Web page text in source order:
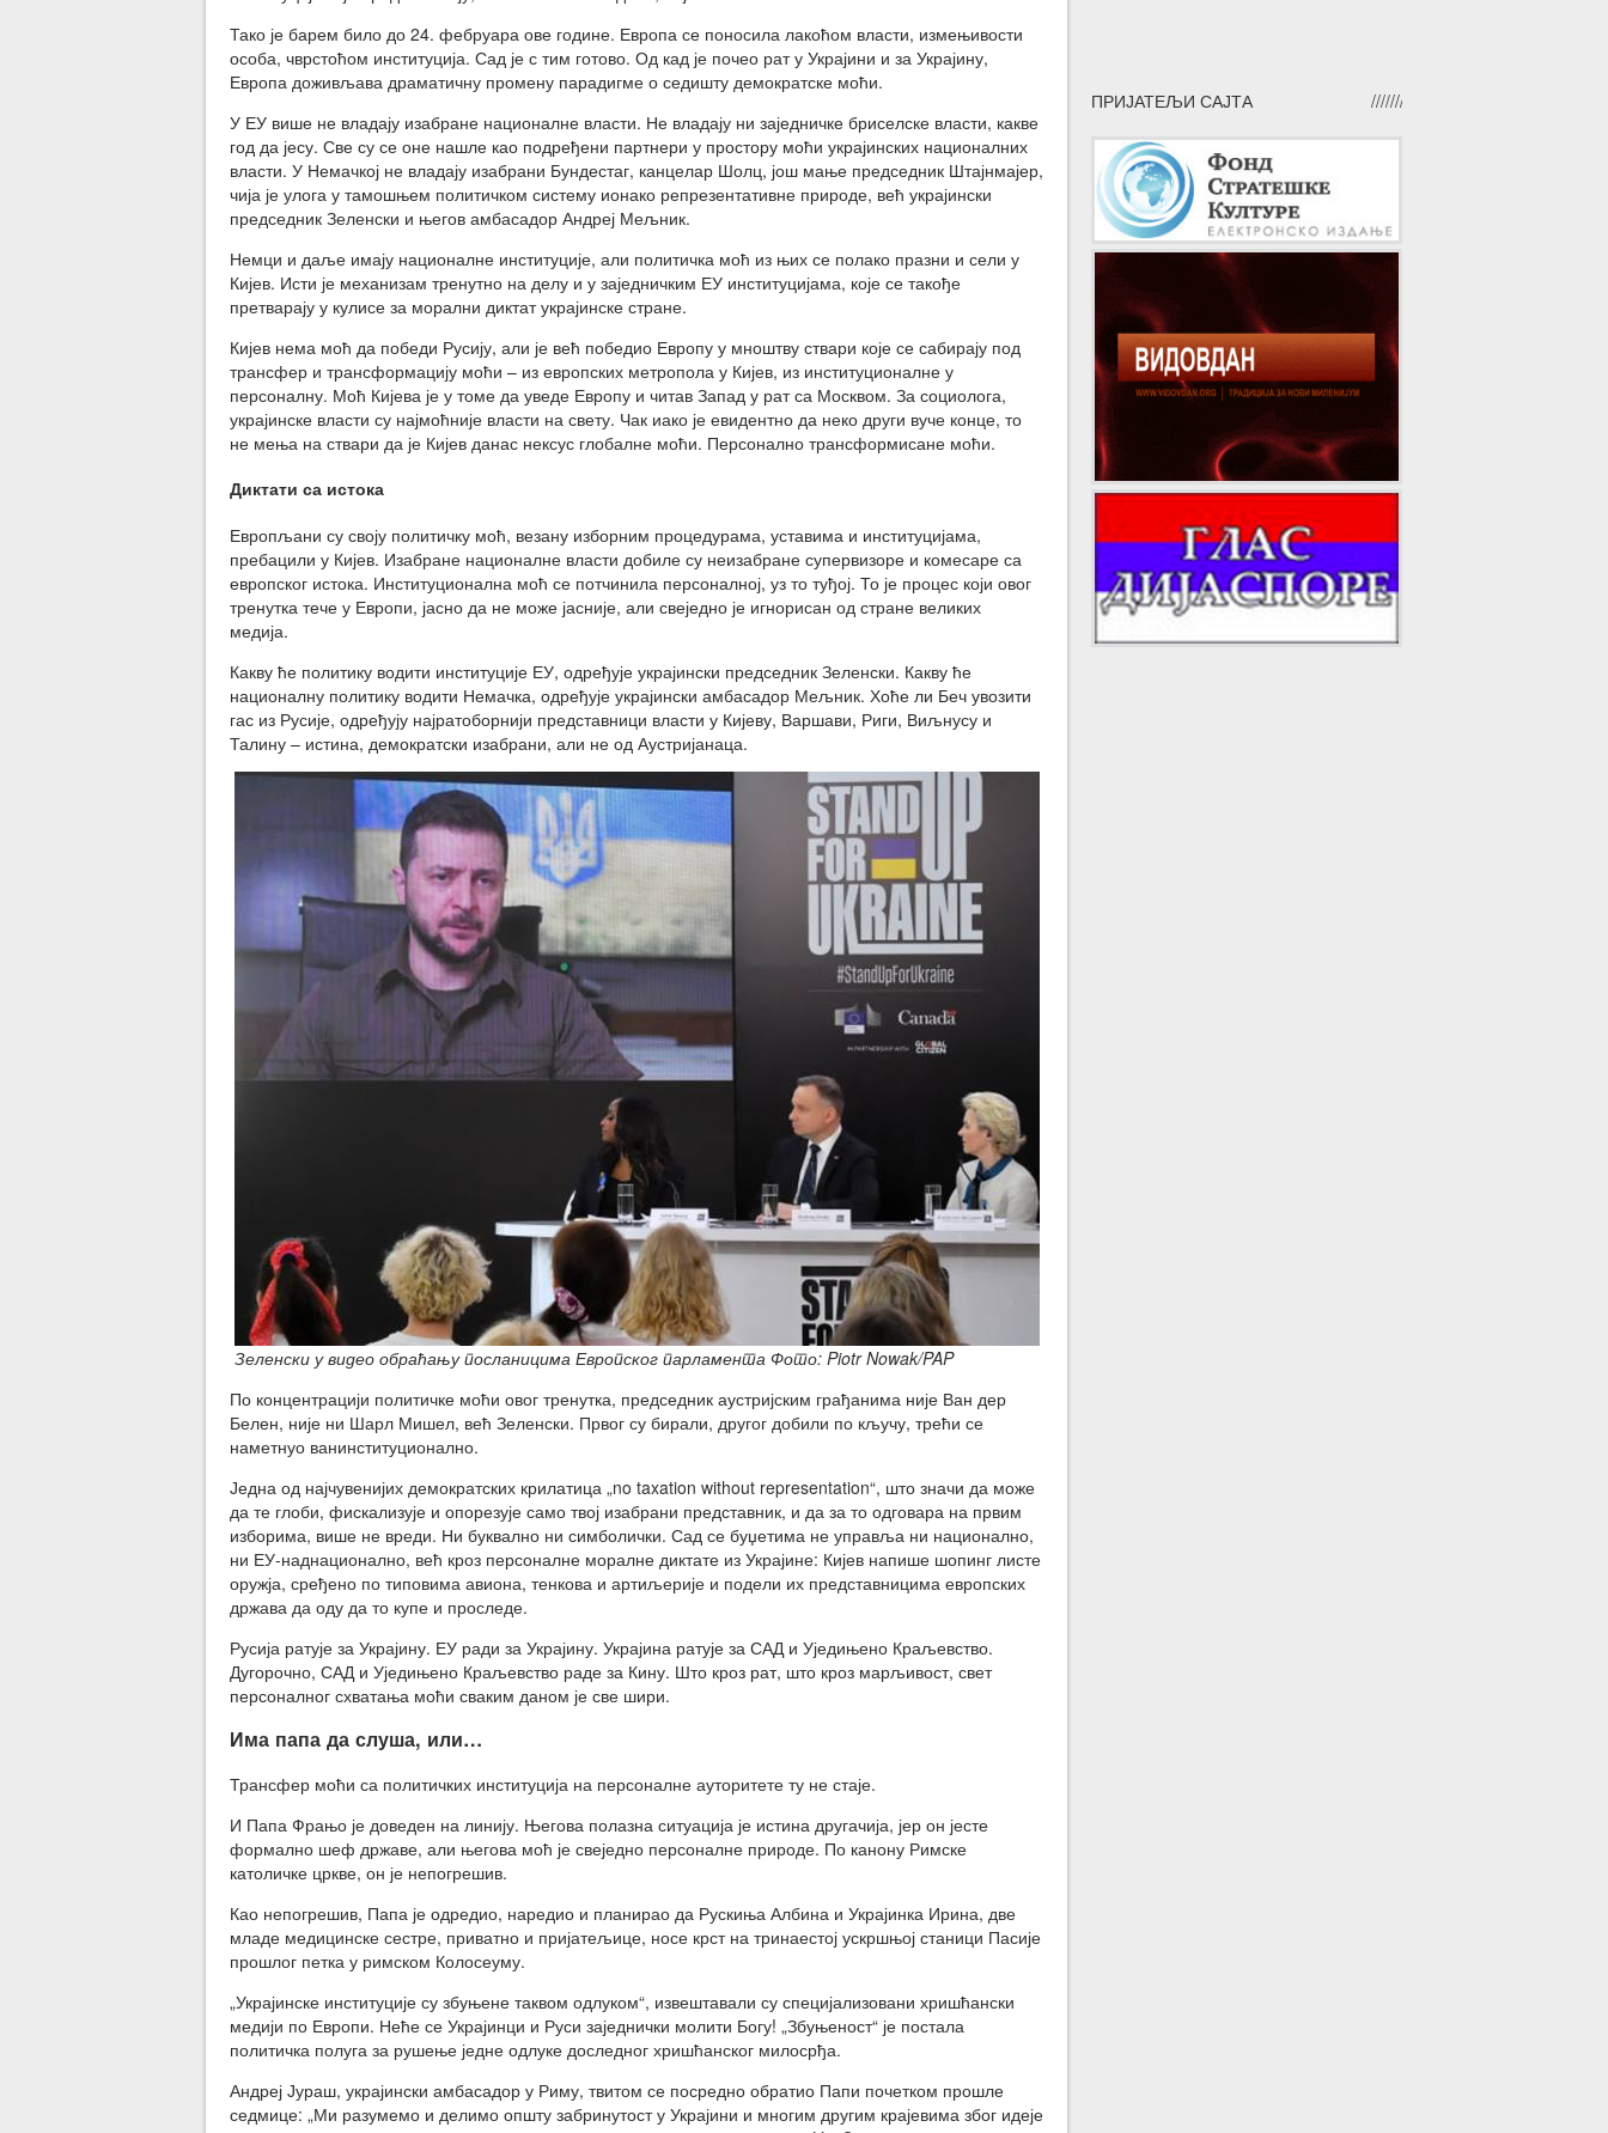
Тако је барем било до 24. фебруара ове године. Европа се поносила лакоћом власти, измењивости
особа, чврстоћом институција. Сад је с тим готово. Од кад је почео рат у Украјини и за Украјину,
Европа доживљава драматичну промену парадигме о седишту демократске моћи.
У ЕУ више не владају изабране националне власти. Не владају ни заједничке бриселске власти, какве
год да јесу. Све су се оне нашле као подређени партнери у простору моћи украјинских националних
власти. У Немачкој не владају изабрани Бундестаг, канцелар Шолц, још мање председник Штајнмајер,
чија је улога у тамошњем политичком систему ионако репрезентативне природе, већ украјински
председник Зеленски и његов амбасадор Андреј Мељник.
Немци и даље имају националне институције, али политичка моћ из њих се полако празни и сели у
Кијев. Исти је механизам тренутно на делу и у заједничким ЕУ институцијама, које се такође
претварају у кулисе за морални диктат украјинске стране.
Кијев нема моћ да победи Русију, али је већ победио Европу у мноштву ствари које се сабирају под
трансфер и трансформацију моћи – из европских метропола у Кијев, из институционалне у
персоналну. Моћ Кијева је у томе да уведе Европу и читав Запад у рат са Москвом. За социолога,
украјинске власти су најмоћније власти на свету. Чак иако је евидентно да неко други вуче конце, то
не мења на ствари да је Кијев данас нексус глобалне моћи. Персонално трансформисане моћи.
Диктати са истока
Европљани су своју политичку моћ, везану изборним процедурама, уставима и институцијама,
пребацили у Кијев. Изабране националне власти добиле су неизабране супервизоре и комесаре са
европског истока. Институционална моћ се потчинила персоналној, уз то туђој. То је процес који овог
тренутка тече у Европи, јасно да не може јасније, али свеједно је игнорисан од стране великих
медија.
Какву ће политику водити институције ЕУ, одређује украјински председник Зеленски. Какву ће
националну политику водити Немачка, одређује украјински амбасадор Мељник. Хоће ли Беч увозити
гас из Русије, одређују најратоборнији представници власти у Кијеву, Варшави, Риги, Виљнусу и
Талину – истина, демократски изабрани, али не од Аустријанаца.
Зеленски у видео обраћању посланицима Европског парламента Фото: Piotr Nowak/PAP
По концентрацији политичке моћи овог тренутка, председник аустријским грађанима није Ван дер
Белен, није ни Шарл Мишел, већ Зеленски. Првог су бирали, другог добили по кључу, трећи се
наметнуо ванинституционално.
Једна од најчувенијих демократских крилатица „no taxation without representation“, што значи да може
да те глоби, фискализује и опорезује само твој изабрани представник, и да за то одговара на првим
изборима, више не вреди. Ни буквално ни симболички. Сад се буџетима не управља ни национално,
ни ЕУ-наднационално, већ кроз персоналне моралне диктате из Украјине: Кијев напише шопинг листе
оружја, сређено по типовима авиона, тенкова и артиљерије и подели их представницима европских
држава да оду да то купе и проследе.
Русија ратује за Украјину. ЕУ ради за Украјину. Украјина ратује за САД и Уједињено Краљевство.
Дугорочно, САД и Уједињено Краљевство раде за Кину. Што кроз рат, што кроз марљивост, свет
персоналног схватања моћи сваким даном је све шири.
Има папа да слуша, или…
Трансфер моћи са политичких институција на персоналне ауторитете ту не стаје.
И Папа Фрањо је доведен на линију. Његова полазна ситуација је истина другачија, јер он јесте
формално шеф државе, али његова моћ је свеједно персоналне природе. По канону Римске
католичке цркве, он је непогрешив.
Као непогрешив, Папа је одредио, наредио и планирао да Рускиња Албина и Украјинка Ирина, две
младе медицинске сестре, приватно и пријатељице, носе крст на тринаестој ускршњој станици Пасије
прошлог петка у римском Колосеуму.
„Украјинске институције су збуњене таквом одлуком“, извештавали су специјализовани хришћански
медији по Европи. Неће се Украјинци и Руси заједнички молити Богу! „Збуњеност“ је постала
политичка полуга за рушење једне одлуке доследног хришћанског милосрђа.
Андреј Јураш, украјински амбасадор у Риму, твитом се посредно обратио Папи почетком прошле
седмице: „Ми разумемо и делимо општу забринутост у Украјини и многим другим крајевима због идеје
ПРИЈАТЕЉИ САЈТА